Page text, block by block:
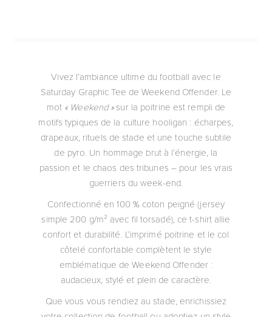
Vivez l’ambiance ultime du football avec le
Saturday Graphic Tee de Weekend Offender. Le
mot « Weekend »sur la poitrine est rempli de
motifs typiques de la culture hooligan : écharpes,
drapeaux, rituels de stade et une touche subtile
de pyro. Un hommage brut à l’énergie, la
passion et le chaos des tribunes – pour les vrais
guerriers du week-end.
Confectionné en 100 % coton peigné (jersey
simple 200 g/m² avec fil torsadé), ce t-shirt allie
confort et durabilité. L’imprimé poitrine et le col
côtelé confortable complètent le style
emblématique de Weekend Offender :
audacieux, stylé et plein de caractère.
Que vous vous rendiez au stade, enrichissiez